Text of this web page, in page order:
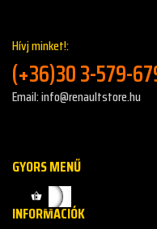
Hívj minket!:
(+36)30 3-579-
Email: info@renaultstore.hu
GYORS MENŰ
INFORMÁCIÓK